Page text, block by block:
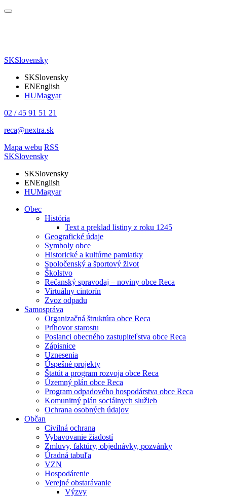
SKSlovensky
SKSlovensky
ENEnglish
HUMagyar
02 / 45 91 51 21
reca@nextra.sk
Mapa webu RSS
SKSlovensky
SKSlovensky
ENEnglish
HUMagyar
Obec
História
Text a preklad listiny z roku 1245
Geografické údaje
Symboly obce
Historické a kultúrne pamiatky
Spoločenský a športový život
Školstvo
Rečanský spravodaj – noviny obce Reca
Virtuálny cintorín
Zvoz odpadu
Samospráva
Organizačná štruktúra obce Reca
Príhovor starostu
Poslanci obecného zastupiteľstva obce Reca
Zápisnice
Uznesenia
Úspešné projekty
Štatút a program rozvoja obce Reca
Územný plán obce Reca
Program odpadového hospodárstva obce Reca
Komunitný plán sociálnych služieb
Ochrana osobných údajov
Občan
Civilná ochrana
Vybavovanie žiadostí
Zmluvy, faktúry, objednávky, pozvánky
Úradná tabuľa
VZN
Hospodárenie
Verejné obstarávanie
Výzvy